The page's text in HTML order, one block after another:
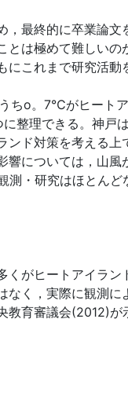
最終的に卒業論文
は極めて難しいの
にこれまで研究活動
ちo。7℃がヒート
整理できる。神戸
ンド対策を考える上
響については，山風
測・研究はほとんど
がヒートアイラン
なく，実際に観測に
教育審議会(2012)が